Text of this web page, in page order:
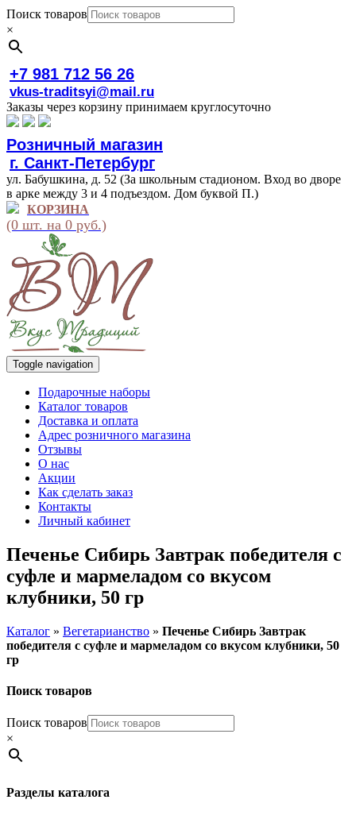
Поиск товаров
×
+7 981 712 56 26
vkus-traditsyi@mail.ru
Заказы через корзину принимаем круглосуточно
Розничный магазин
г. Санкт-Петербург
ул. Бабушкина, д. 52 (За школьным стадионом. Вход во дворе
в арке между 3 и 4 подъездом. Дом буквой П.)
КОРЗИНА
(0 шт. на 0 руб.)
Toggle navigation
Подарочные наборы
Каталог товаров
Доставка и оплата
Адрес розничного магазина
Отзывы
О нас
Акции
Как сделать заказ
Контакты
Личный кабинет
Печенье Сибирь Завтрак победителя с
суфле и мармеладом со вкусом
клубники, 50 гр
Каталог » Вегетарианство » Печенье Сибирь Завтрак
победителя с суфле и мармеладом со вкусом клубники, 50
гр
Поиск товаров
Поиск товаров
×
Разделы каталога